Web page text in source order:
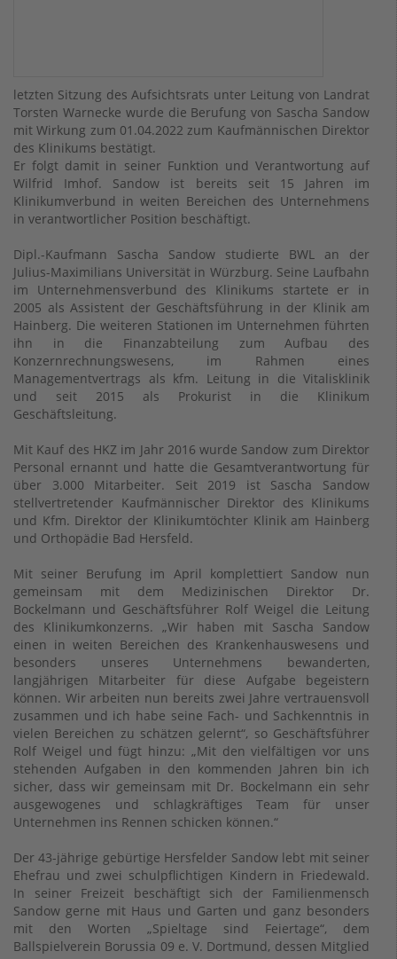
letzten Sitzung des Aufsichtsrats unter Leitung von Landrat
Torsten Warnecke wurde die Berufung von Sascha Sandow
mit Wirkung zum 01.04.2022 zum Kaufmännischen Direktor
des Klinikums bestätigt.
Er folgt damit in seiner Funktion und Verantwortung auf
Wilfrid Imhof. Sandow ist bereits seit 15 Jahren im
Klinikumverbund in weiten Bereichen des Unternehmens
in verantwortlicher Position beschäftigt.
Dipl.-Kaufmann Sascha Sandow studierte BWL an der
Julius-Maximilians Universität in Würzburg. Seine Laufbahn
im Unternehmensverbund des Klinikums startete er in
2005 als Assistent der Geschäftsführung in der Klinik am
Hainberg. Die weiteren Stationen im Unternehmen führten
ihn in die Finanzabteilung zum Aufbau des
Konzernrechnungswesens, im Rahmen eines
Managementvertrags als kfm. Leitung in die Vitalisklinik
und seit 2015 als Prokurist in die Klinikum
Geschäftsleitung.
Mit Kauf des HKZ im Jahr 2016 wurde Sandow zum Direktor
Personal ernannt und hatte die Gesamtverantwortung für
über 3.000 Mitarbeiter. Seit 2019 ist Sascha Sandow
stellvertretender Kaufmännischer Direktor des Klinikums
und Kfm. Direktor der Klinikumtöchter Klinik am Hainberg
und Orthopädie Bad Hersfeld.
Mit seiner Berufung im April komplettiert Sandow nun
gemeinsam mit dem Medizinischen Direktor Dr.
Bockelmann und Geschäftsführer Rolf Weigel die Leitung
des Klinikumkonzerns. „Wir haben mit Sascha Sandow
einen in weiten Bereichen des Krankenhauswesens und
besonders unseres Unternehmens bewanderten,
langjährigen Mitarbeiter für diese Aufgabe begeistern
können. Wir arbeiten nun bereits zwei Jahre vertrauensvoll
zusammen und ich habe seine Fach- und Sachkenntnis in
vielen Bereichen zu schätzen gelernt“, so Geschäftsführer
Rolf Weigel und fügt hinzu: „Mit den vielfältigen vor uns
stehenden Aufgaben in den kommenden Jahren bin ich
sicher, dass wir gemeinsam mit Dr. Bockelmann ein sehr
ausgewogenes und schlagkräftiges Team für unser
Unternehmen ins Rennen schicken können.“
Der 43-jährige gebürtige Hersfelder Sandow lebt mit seiner
Ehefrau und zwei schulpflichtigen Kindern in Friedewald.
In seiner Freizeit beschäftigt sich der Familienmensch
Sandow gerne mit Haus und Garten und ganz besonders
mit den Worten „Spieltage sind Feiertage“, dem
Ballspielverein Borussia 09 e. V. Dortmund, dessen Mitglied